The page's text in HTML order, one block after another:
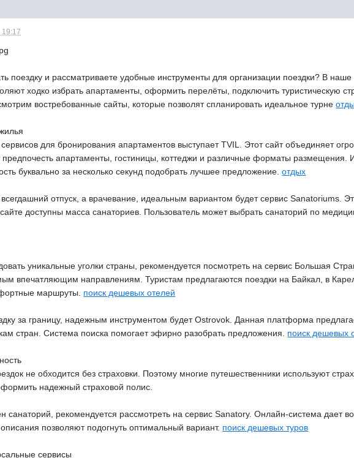
поездку и рассматриваете удобные инструменты для организации поездки? В
ходко избрать апартаменты, оформить перелёты, подключить туристическую
востребованные сайты, которые позволят спланировать идеальное турне
для бронирования апартаментов выступает TVIL. Этот сайт объединяет
предпочесть апартаменты, гостиницы, коттеджи и различные форматы
буквально за несколько секунд подобрать лучшее предложение.отдых
отпуск, а врачевание, идеальным вариантом будет сервис Sanatoriums.
доступны масса санаториев. Пользователь может выбрать санаторий по
уникальные уголки страны, рекомендуется посмотреть на сервис Большая
впечатляющим направлениям. Туристам предлагаются поездки на Байкал, в
маршруты. поиск дешевых отелей
за границу, надежным инструментом будет Ostrovok. Данная платформа
стран. Система поиска помогает эфирно разобрать предложения. поиск дешевых
не обходится без страховки. Поэтому многие путешественники используют
надежный страховой полис.
санаторий, рекомендуется рассмотреть на сервис Sanatory. Онлайн-система дает
позволяют подогнуть оптимальный вариант. поиск дешевых туров
сервисы